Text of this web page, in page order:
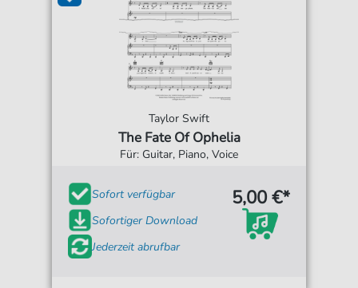
Taylor Swift
The Fate Of Ophelia
Für: Guitar, Piano, Voice
Sofort verfügbar
Sofortiger Download
Jederzeit abrufbar
5,00 €*